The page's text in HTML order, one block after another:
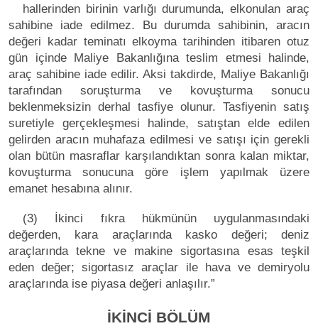
hallerinden birinin varlığı durumunda, elkonulan araç
sahibine iade edilmez. Bu durumda sahibinin, aracın
değeri kadar teminatı elkoyma tarihinden itibaren otuz
gün içinde Maliye Bakanlığına teslim etmesi halinde,
araç sahibine iade edilir. Aksi takdirde, Maliye Bakanlığı
tarafından soruşturma ve kovuşturma sonucu
beklenmeksizin derhal tasfiye olunur. Tasfiyenin satış
suretiyle gerçekleşmesi halinde, satıştan elde edilen
gelirden aracın muhafaza edilmesi ve satışı için gerekli
olan bütün masraflar karşılandıktan sonra kalan miktar,
kovuşturma sonucuna göre işlem yapılmak üzere
emanet hesabına alınır.
(3) İkinci fıkra hükmünün uygulanmasındaki
değerden, kara araçlarında kasko değeri; deniz
araçlarında tekne ve makine sigortasına esas teşkil
eden değer; sigortasız araçlar ile hava ve demiryolu
araçlarında ise piyasa değeri anlaşılır.”
İKİNCİ BÖLÜM